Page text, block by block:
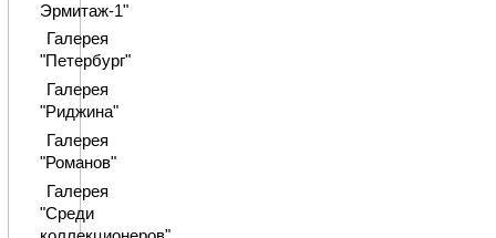
Эрмитаж-1"
Галерея
"Петербург"
Галерея
"Риджина"
Галерея
"Романов"
Галерея
"Среди